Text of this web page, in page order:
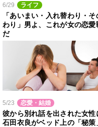
6/29 ライフ
「あいまい・入れ替わり・そ
わり」男よ、これが女の恋愛
だ
5/23 恋愛・結婚
彼から別れ話を出された女性
石田衣良がベッド上の「秘策